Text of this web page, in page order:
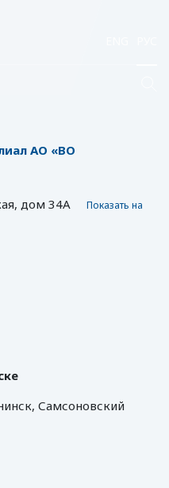
АО «ВО
дом 34А
Показать на
Самсоновский